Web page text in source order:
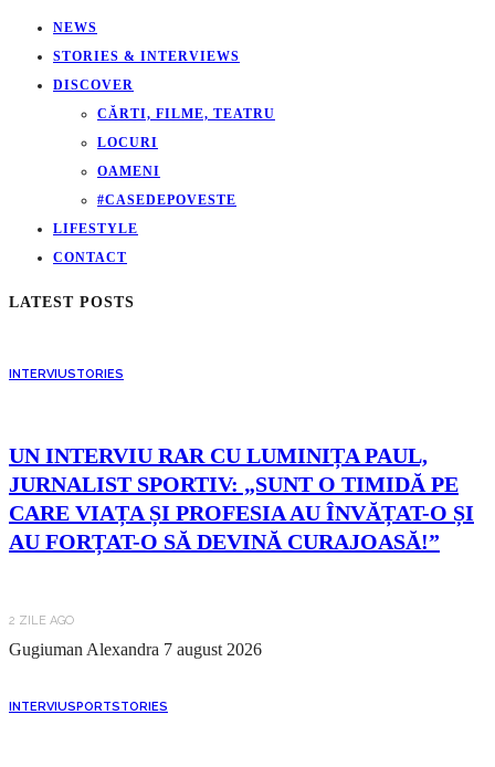
NEWS
STORIES & INTERVIEWS
DISCOVER
CĂRTI, FILME, TEATRU
LOCURI
OAMENI
#CASEDEPOVESTE
LIFESTYLE
CONTACT
LATEST POSTS
INTERVIUSTORIES
UN INTERVIU RAR CU LUMINIȚA PAUL,
JURNALIST SPORTIV: „SUNT O TIMIDĂ PE
CARE VIAȚA ȘI PROFESIA AU ÎNVĂȚAT-O ȘI
AU FORȚAT-O SĂ DEVINĂ CURAJOASĂ!”
2 ZILE AGO
Gugiuman Alexandra 7 august 2026
INTERVIUSPORTSTORIES